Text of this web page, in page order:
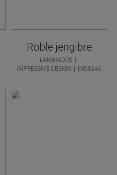
Roble jengibre
LAMINADOS
IMPRESSIVE DESIGN
IMD8246